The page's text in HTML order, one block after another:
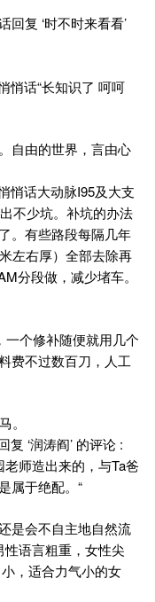
回复 ‘时不时来看看’
悄话“长知识了 呵呵
自由的世界，言由心
悄话大动脉I95及大支
不少坑。补坑的办法
。有些路段每隔几年
左右厚）全部去除再
分段做，减少堵车。
个修补随便就用几个
费不过数百刀，人工
。
‘润涛阎’ 的评论 :
老师造出来的，与Ta爸
属于绝配。“
是会不自主地自然流
语言粗重，女性尖
，适合力气小的女